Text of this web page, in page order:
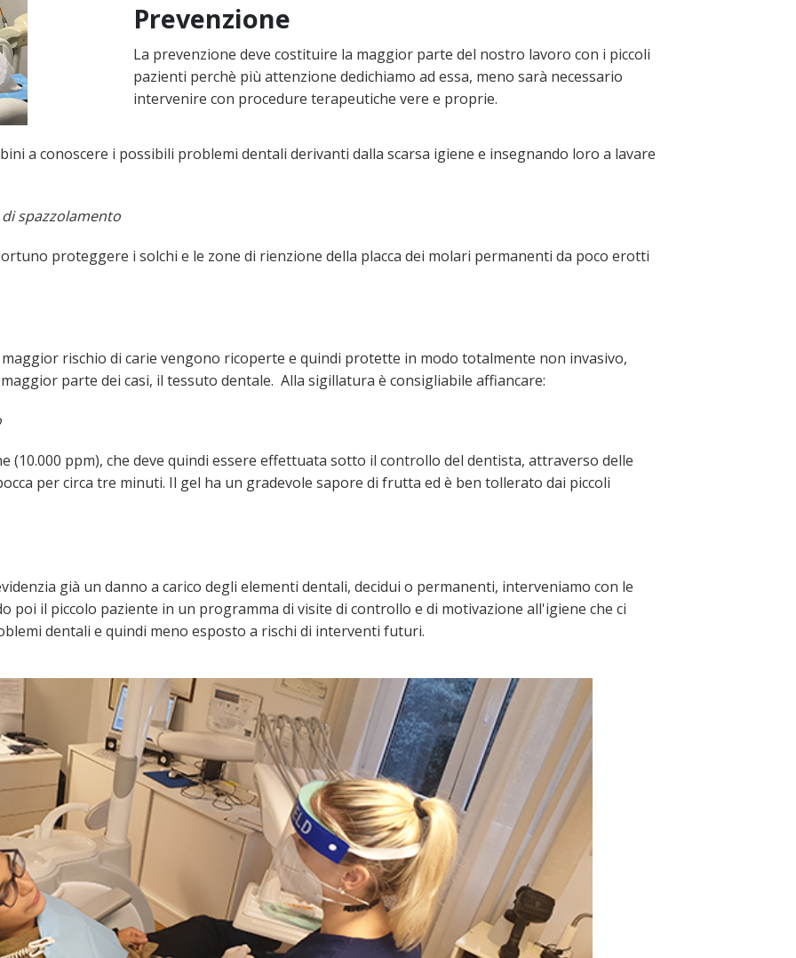
Prevenzione
La prevenzione deve costituire la maggior parte del nostro lavoro con i piccoli
pazienti perchè più attenzione dedichiamo ad essa, meno sarà necessario
intervenire con procedure terapeutiche vere e proprie.
a conoscere i possibili problemi dentali derivanti dalla scarsa igiene e insegnando loro a lavare
spazzolamento
proteggere i solchi e le zone di rienzione della placca dei molari permanenti da poco erotti
rischio di carie vengono ricoperte e quindi protette in modo totalmente non invasivo,
parte dei casi, il tessuto dentale. Alla sigillatura è consigliabile affiancare:
(10.000 ppm), che deve quindi essere effettuata sotto il controllo del dentista, attraverso delle
per circa tre minuti. Il gel ha un gradevole sapore di frutta ed è ben tollerato dai piccoli
già un danno a carico degli elementi dentali, decidui o permanenti, interveniamo con le
poi il piccolo paziente in un programma di visite di controllo e di motivazione all'igiene che ci
dentali e quindi meno esposto a rischi di interventi futuri.